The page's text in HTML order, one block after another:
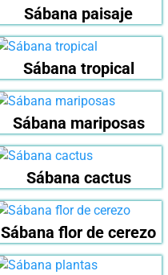
Sábana paisaje
Sábana tropical
Sábana mariposas
Sábana cactus
Sábana flor de cerezo